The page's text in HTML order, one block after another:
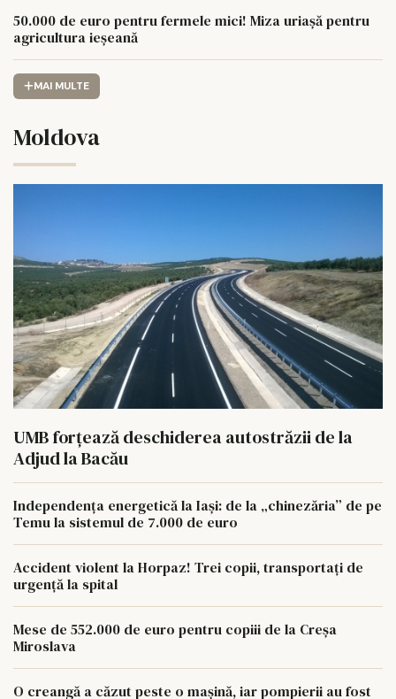
50.000 de euro pentru fermele mici! Miza uriașă pentru
agricultura ieșeană
MAI MULTE
Moldova
UMB forțează deschiderea autostrăzii de la
Adjud la Bacău
Independența energetică la Iași: de la „chinezăria” de pe
Temu la sistemul de 7.000 de euro
Accident violent la Horpaz! Trei copii, transportați de
urgență la spital
Mese de 552.000 de euro pentru copiii de la Creșa
Miroslava
O creangă a căzut peste o mașină, iar pompierii au fost